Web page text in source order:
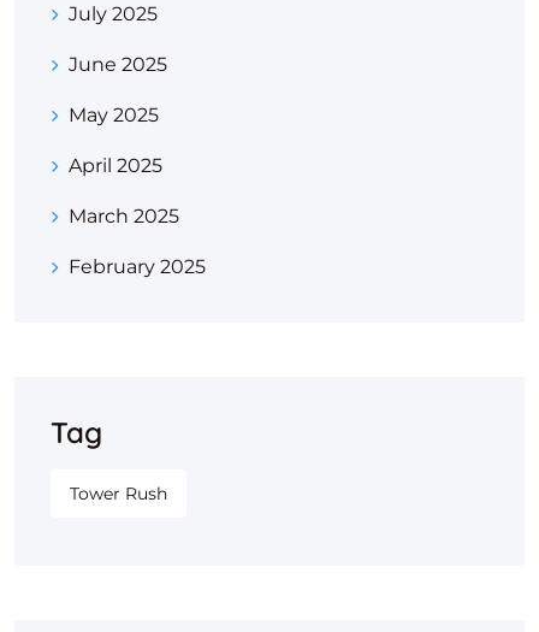
July 2025
June 2025
May 2025
April 2025
March 2025
February 2025
Tag
Tower Rush